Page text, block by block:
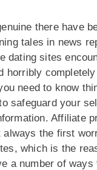
there have
tales in news
dating sites
horribly
need to know
safeguard your
Affiliate
always the first
which is the
a number of ways